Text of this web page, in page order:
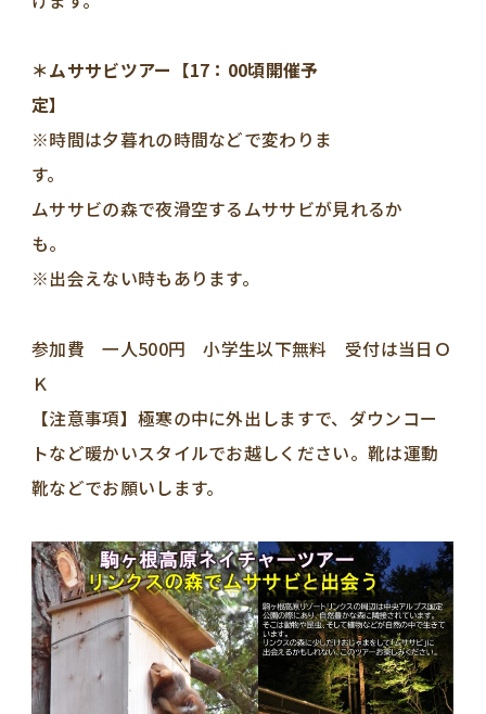
＊ムササビツアー【17：00頃開催予
※時間は夕暮れの時間などで変わりま
ムササビの森で夜滑空するムササビが見れるか
※出会えない時もあります。
参加費 一人500円 小学生以下無料 受付は当日Ｏ
【注意事項】極寒の中に外出しますで、ダウンコー
トなど暖かいスタイルでお越しください。靴は運動
靴などでお願いします。